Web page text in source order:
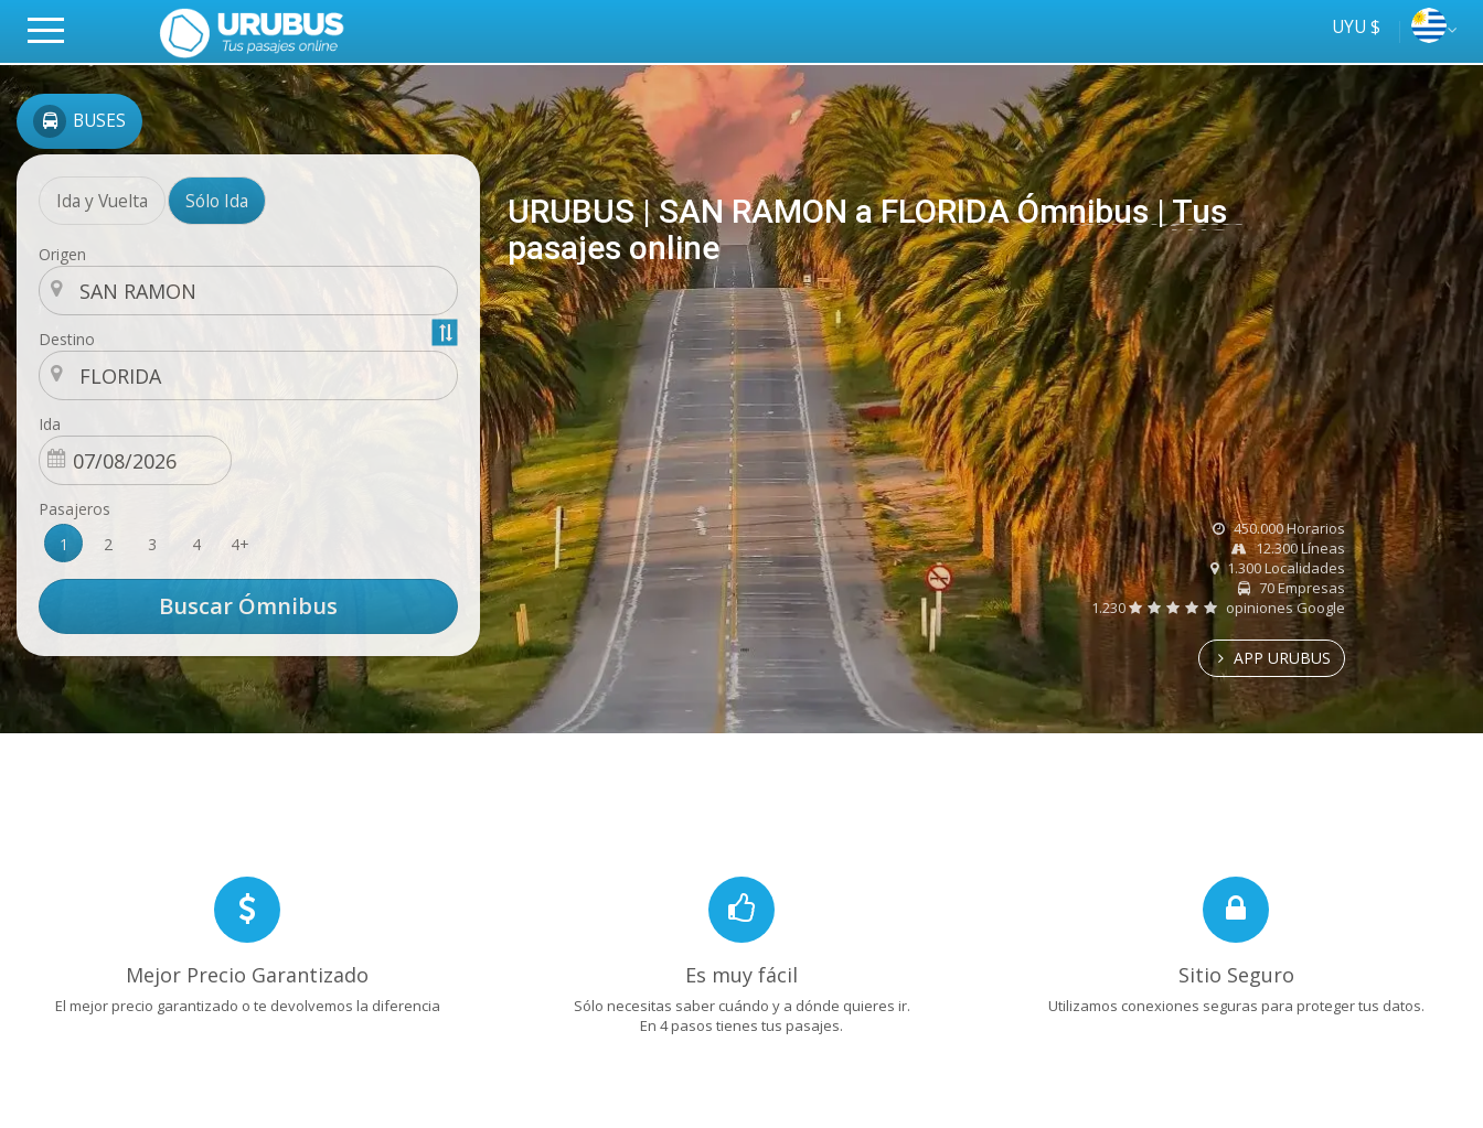
UYU $
BUSES
Ida y Vuelta Sólo Ida
Origen
Destino
Ida
Pasajeros
1
2 3 4 4+
URUBUS | SAN RAMON a FLORIDA Ómnibus | Tus
pasajes online
online
Tus
ómnibus
450.000 Horarios
12.300 Líneas
1.300 Localidades
70 Empresas
1.230
opiniones Google
APP URUBUS
Mejor Precio Garantizado
El mejor precio garantizado o te devolvemos la diferencia
Es muy fácil
Sólo necesitas saber cuándo y a dónde quieres ir.
En 4 pasos tienes tus pasajes.
Sitio Seguro
Utilizamos conexiones seguras para proteger tus datos.